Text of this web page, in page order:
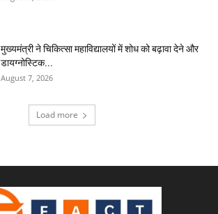
मुख्यमंत्री ने चिकित्सा महाविद्यालयों में शोध को बढ़ावा देने और
डायग्नोस्टिक...
August 7, 2026
Load more